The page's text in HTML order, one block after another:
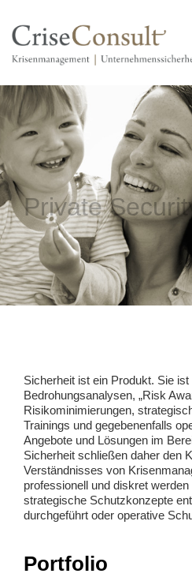
Private
Sicherheit ist ein Produkt. Sie
Bedrohungsanalysen, „Risk
Risikominimierungen,
Trainings und gegebenenfalls
Angebote und Lösungen im
Sicherheit schließen daher den
Verständnisses von
professionell und diskret
strategische Schutzkonzepte
durchgeführt oder operative
Portfolio